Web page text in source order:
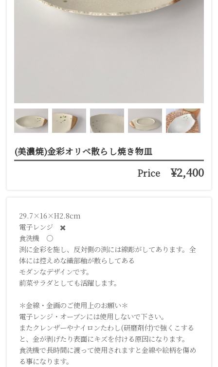
(美濃焼)金彩オリベ散らし焼き物皿
Price ¥2,400
29.7×16×H2.8cm
電子レンジ ✖️
食洗機 ○
渕に金彩を施し、反対側の渕には線彫がしてあります。全
体には控えめな織部釉が散らしてある
モダンなデザインです。
前菜サラダとしても活躍します。
＊金線・金画のご使用上のお願い＊
電子レンジ・オーブンには使用しないで下さい。
またクレンザーやナイロンたわし(研磨剤付)で強くこする
と、金が剥げたり表面にキズを付ける原因になります。
食洗機で長時間に渡って使用されますと金線や絵柄を傷め
る事になります。